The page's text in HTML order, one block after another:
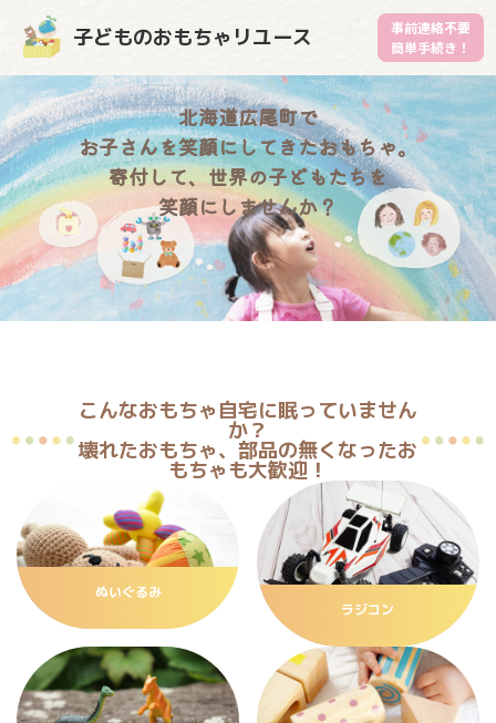
子どものおもちゃリユース
事前連絡不要
簡単手続き！
北海道広尾町で
お子さんを笑顔にしてきたおもちゃ。
寄付して、世界の子どもたちを
笑顔にしませんか？
こんなおもちゃ自宅に眠っていません
か？
壊れたおもちゃ、部品の無くなったお
もちゃも大歓迎！
ぬいぐるみ
ラジコン